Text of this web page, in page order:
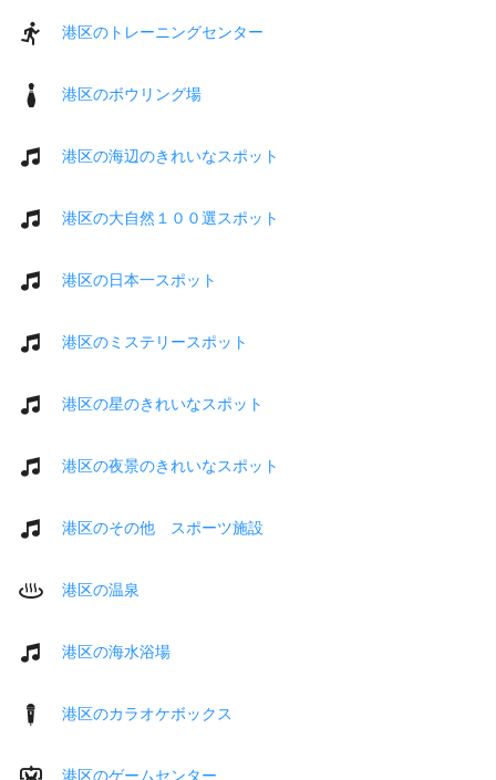
港区のトレーニングセンター
港区のボウリング場
港区の海辺のきれいなスポット
港区の大自然１００選スポット
港区の日本一スポット
港区のミステリースポット
港区の星のきれいなスポット
港区の夜景のきれいなスポット
港区のその他 スポーツ施設
港区の温泉
港区の海水浴場
港区のカラオケボックス
港区のゲームセンター